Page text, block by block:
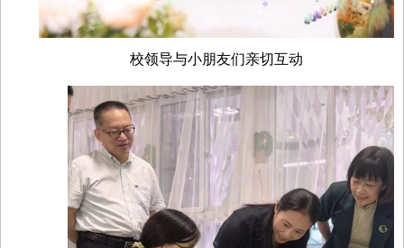
校领导与小朋友们亲切互动